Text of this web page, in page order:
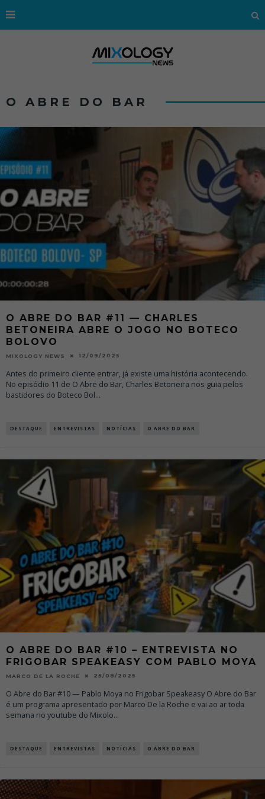
O ABRE DO BAR
O ABRE DO BAR #11 — CHARLES
BETONEIRA ABRE O JOGO NO BOTECO
BOLOVO
MIXOLOGY NEWS 12/09/2025
Antes do primeiro cliente entrar, já existe uma história acontecendo.
No episódio 11 de O Abre do Bar, Charles Betoneira nos guia pelos
bastidores do Boteco Bol...
DESTAQUE ENTREVISTAS NOTÍCIAS O ABRE DO BAR
O ABRE DO BAR #10 – ENTREVISTA NO
FRIGOBAR SPEAKEASY COM PABLO MOYA
MARCO DE LA ROCHE 25/08/2025
O Abre do Bar #10 — Pablo Moya no Frigobar Speakeasy O Abre do Bar
é um programa apresentado por Marco De la Roche e vai ao ar toda
semana no youtube do Mixolo...
DESTAQUE ENTREVISTAS NOTÍCIAS O ABRE DO BAR